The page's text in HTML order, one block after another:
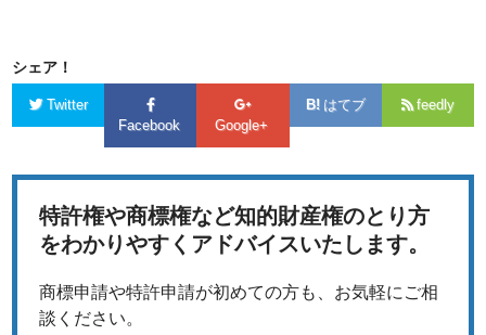
シェア！
Twitter
Facebook
Google+
はてブ feedly
特許権や商標権など知的財産権のとり方
をわかりやすくアドバイスいたします。
商標申請や特許申請が初めての方も、お気軽にご相
談ください。